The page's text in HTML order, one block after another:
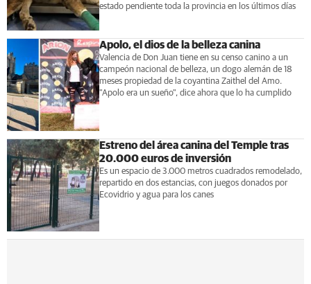
estado pendiente toda la provincia en los últimos días
Apolo, el dios de la belleza canina
Valencia de Don Juan tiene en su censo canino a un
campeón nacional de belleza, un dogo alemán de 18
meses propiedad de la coyantina Zaithel del Amo.
"Apolo era un sueño", dice ahora que lo ha cumplido
Estreno del área canina del Temple tras
20.000 euros de inversión
Es un espacio de 3.000 metros cuadrados remodelado,
repartido en dos estancias, con juegos donados por
Ecovidrio y agua para los canes